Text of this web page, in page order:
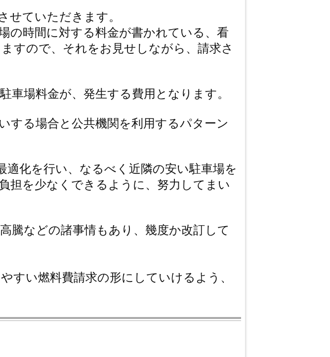
せていただきます。
の時間に対する料金が書かれている、看
すので、それをお見せしながら、請求さ
車場料金が、発生する費用となります。
する場合と公共機関を利用するパターン
適化を行い、なるべく近隣の安い駐車場を
担を少なくできるように、努力してまい
騰などの諸事情もあり、幾度か改訂して
すい燃料費請求の形にしていけるよう、